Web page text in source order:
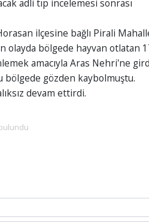
adli tıp incelemesi sonrası
ilçesine bağlı Pirali
olayda bölgede hayvan otlatan
amacıyla Aras Nehri'ne
bölgede gözden kaybolmuştu.
devam ettirdi.